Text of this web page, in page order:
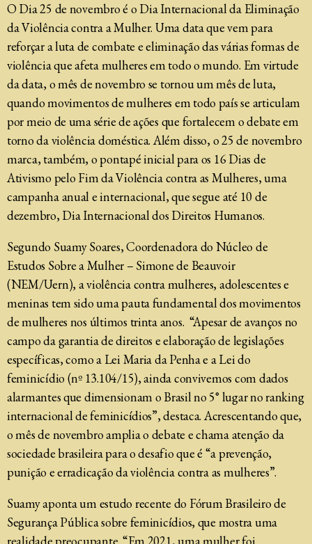
O Dia 25 de novembro é o Dia Internacional da Eliminação
da Violência contra a Mulher. Uma data que vem para
reforçar a luta de combate e eliminação das várias formas de
violência que afeta mulheres em todo o mundo. Em virtude
da data, o mês de novembro se tornou um mês de luta,
quando movimentos de mulheres em todo país se articulam
por meio de uma série de ações que fortalecem o debate em
torno da violência doméstica. Além disso, o 25 de novembro
marca, também, o pontapé inicial para os 16 Dias de
Ativismo pelo Fim da Violência contra as Mulheres, uma
campanha anual e internacional, que segue até 10 de
dezembro, Dia Internacional dos Direitos Humanos.
Segundo Suamy Soares, Coordenadora do Núcleo de
Estudos Sobre a Mulher – Simone de Beauvoir
(NEM/Uern), a violência contra mulheres, adolescentes e
meninas tem sido uma pauta fundamental dos movimentos
de mulheres nos últimos trinta anos. “Apesar de avanços no
campo da garantia de direitos e elaboração de legislações
específicas, como a Lei Maria da Penha e a Lei do
feminicídio (nº 13.104/15), ainda convivemos com dados
alarmantes que dimensionam o Brasil no 5° lugar no ranking
internacional de feminicídios”, destaca. Acrescentando que,
o mês de novembro amplia o debate e chama atenção da
sociedade brasileira para o desafio que é “a prevenção,
punição e erradicação da violência contra as mulheres”.
Suamy aponta um estudo recente do Fórum Brasileiro de
Segurança Pública sobre feminicídios, que mostra uma